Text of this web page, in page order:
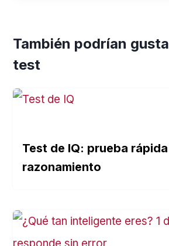
También podrían
test
Test de IQ: prueba
razonamiento